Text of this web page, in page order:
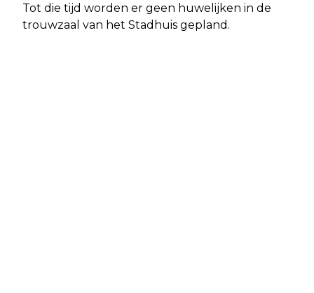
Tot die tijd worden er geen huwelijken in de
trouwzaal van het Stadhuis gepland.